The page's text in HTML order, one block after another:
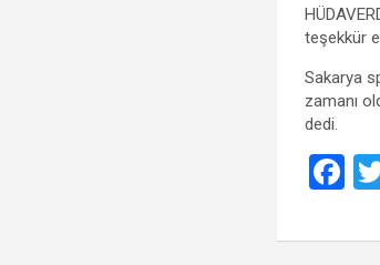
teşekkür
Sakarya
zamanı
dedi.
F
ce